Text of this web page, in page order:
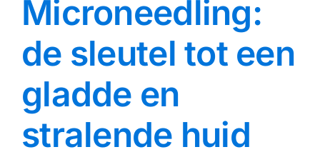
Microneedling:
de sleutel tot een
gladde en
stralende huid